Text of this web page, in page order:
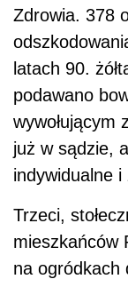
Zdrowia. 378
latach 90.
podawano
wywołującym
już w sądzie,
indywidualne i
Trzeci,
mieszkańców
na ogródkach